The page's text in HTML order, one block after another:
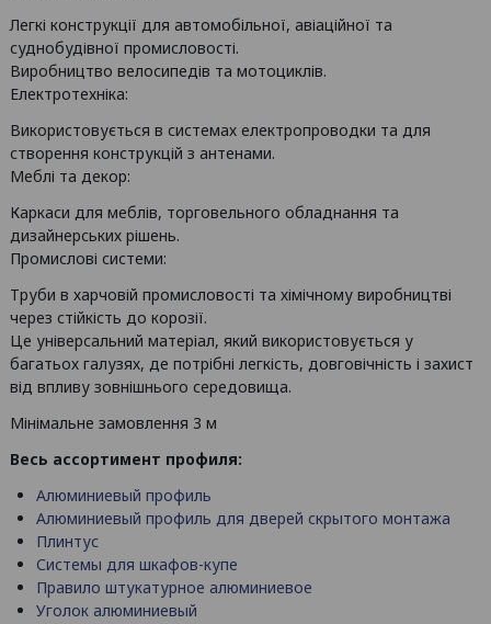
Легкі конструкції для автомобільної, авіаційної та
суднобудівної промисловості.
Виробництво велосипедів та мотоциклів.
Електротехніка:
Використовується в системах електропроводки та для
створення конструкцій з антенами.
Меблі та декор:
Каркаси для меблів, торговельного обладнання та
дизайнерських рішень.
Промислові системи:
Труби в харчовій промисловості та хімічному виробництві
через стійкість до корозії.
Це універсальний матеріал, який використовується у
багатьох галузях, де потрібні легкість, довговічність і захист
від впливу зовнішнього середовища.
Мінімальне замовлення 3 м
Весь ассортимент профиля:
Алюминиевый профиль
Алюминиевый профиль для дверей скрытого монтажа
Плинтус
Системы для шкафов-купе
Правило штукатурное алюминиевое
Уголок алюминиевый